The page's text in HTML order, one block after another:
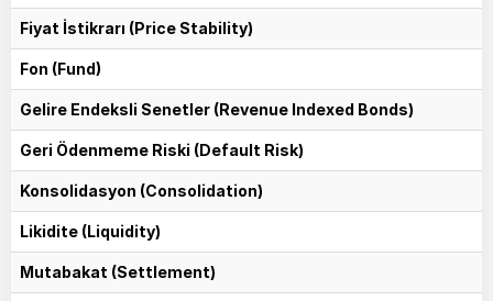
Fiyat İstikrarı (Price Stability)
Fon (Fund)
Gelire Endeksli Senetler (Revenue Indexed Bonds)
Geri Ödenmeme Riski (Default Risk)
Konsolidasyon (Consolidation)
Likidite (Liquidity)
Mutabakat (Settlement)